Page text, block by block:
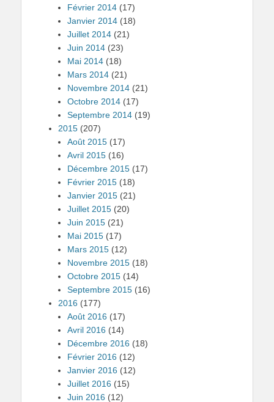
Février 2014 (17)
Janvier 2014 (18)
Juillet 2014 (21)
Juin 2014 (23)
Mai 2014 (18)
Mars 2014 (21)
Novembre 2014 (21)
Octobre 2014 (17)
Septembre 2014 (19)
2015 (207)
Août 2015 (17)
Avril 2015 (16)
Décembre 2015 (17)
Février 2015 (18)
Janvier 2015 (21)
Juillet 2015 (20)
Juin 2015 (21)
Mai 2015 (17)
Mars 2015 (12)
Novembre 2015 (18)
Octobre 2015 (14)
Septembre 2015 (16)
2016 (177)
Août 2016 (17)
Avril 2016 (14)
Décembre 2016 (18)
Février 2016 (12)
Janvier 2016 (12)
Juillet 2016 (15)
Juin 2016 (12)